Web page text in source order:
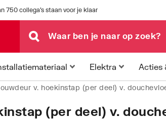
750 collega's staan voor je klaar
Elektra Acties
v. hoekinstap (per deel) v.
(per deel) v.